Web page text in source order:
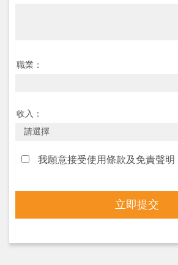
職業：
收入：
我願意接受使用條款及免責聲明